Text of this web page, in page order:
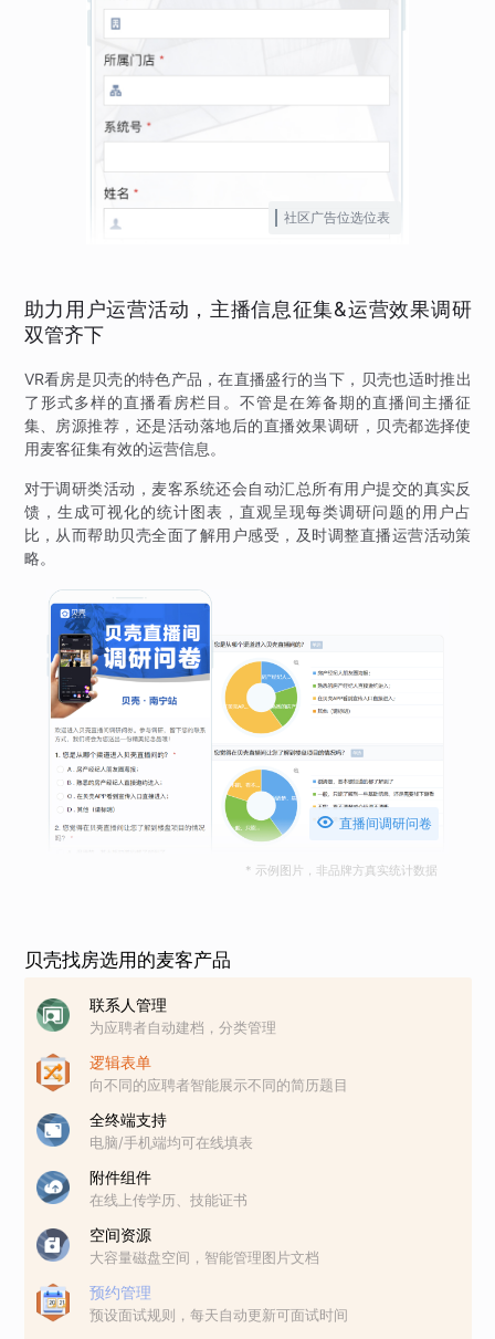
社区广告位选位表
助力用户运营活动，主播信息征集&运营效果调研
双管齐下
VR看房是贝壳的特色产品，在直播盛行的当下，贝壳也适时推出
了形式多样的直播看房栏目。不管是在筹备期的直播间主播征
集、房源推荐，还是活动落地后的直播效果调研，贝壳都选择使
用麦客征集有效的运营信息。
对于调研类活动，麦客系统还会自动汇总所有用户提交的真实反
馈，生成可视化的统计图表，直观呈现每类调研问题的用户占
比，从而帮助贝壳全面了解用户感受，及时调整直播运营活动策
略。
 直播间调研问卷
* 示例图片，非品牌方真实统计数据
贝壳找房选用的麦客产品
联系人管理
为应聘者自动建档，分类管理
逻辑表单
向不同的应聘者智能展示不同的简历题目
全终端支持
电脑/手机端均可在线填表
附件组件
在线上传学历、技能证书
空间资源
大容量磁盘空间，智能管理图片文档
预约管理
预设面试规则，每天自动更新可面试时间